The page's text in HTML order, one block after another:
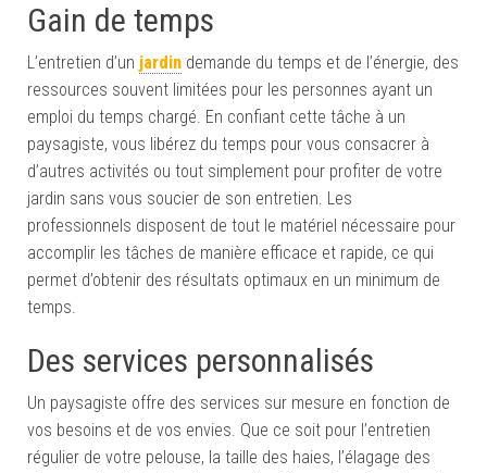
Gain de temps
L’entretien d’un jardin demande du temps et de l’énergie, des
ressources souvent limitées pour les personnes ayant un
emploi du temps chargé. En confiant cette tâche à un
paysagiste, vous libérez du temps pour vous consacrer à
d’autres activités ou tout simplement pour profiter de votre
jardin sans vous soucier de son entretien. Les
professionnels disposent de tout le matériel nécessaire pour
accomplir les tâches de manière efficace et rapide, ce qui
permet d’obtenir des résultats optimaux en un minimum de
temps.
Des services personnalisés
Un paysagiste offre des services sur mesure en fonction de
vos besoins et de vos envies. Que ce soit pour l’entretien
régulier de votre pelouse, la taille des haies, l’élagage des